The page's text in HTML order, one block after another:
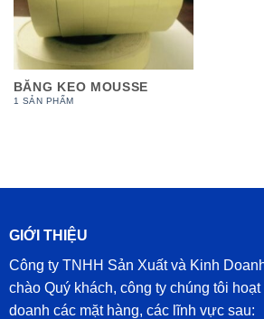
BĂNG KEO MOUSSE
1 SẢN PHẨM
GIỚI THIỆU
Công ty TNHH Sản Xuất và Kinh
chào Quý khách, công ty chúng tôi
doanh các mặt hàng, các lĩnh vực sau: